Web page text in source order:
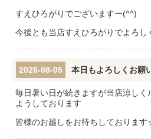
すえひろがりでございますー(^^)
今後とも当店すえひろがりでよろし
2026-08-05 本日もよろしくお願
毎日暑い日が続きますが当店涼しく
ようしております
皆様のお越しをお待ちしておりま